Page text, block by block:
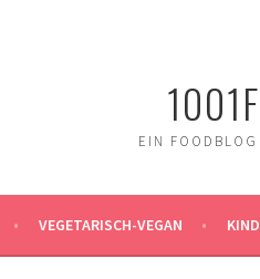
EIN FOODBLOG
VEGETARISCH-VEGAN